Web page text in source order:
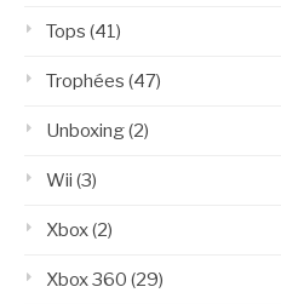
Tops (41)
Trophées (47)
Unboxing(2)
Wii (3)
Xbox(2)
Xbox 360 (29)